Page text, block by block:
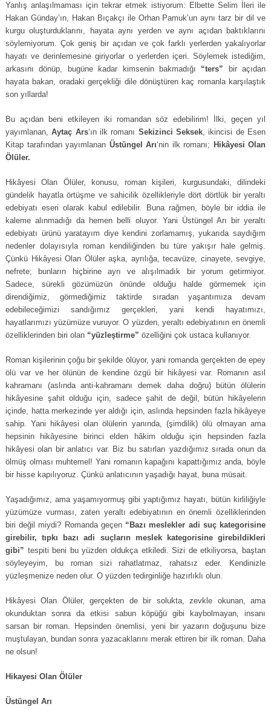
Yanlış anlaşılmaması için tekrar etmek istiyorum: Elbette Selim İleri ile
Hakan Günday’ın, Hakan Bıçakçı ile Orhan Pamuk’un aynı tarz bir dil ve
kurgu oluşturduklarını, hayata aynı yerden ve aynı açıdan baktıklarını
söylemiyorum. Çok geniş bir açıdan ve çok farklı yerlerden yakalıyorlar
hayatı ve derinlemesine giriyorlar o yerlerden içeri. Söylemek istediğim,
arkasını dönüp, bugüne kadar kimsenin bakmadığı “ters” bir açıdan
hayata bakan, oradaki gerçekliği dile dönüştüren kaç romanla karşılaştık
son yıllarda!
Bu açıdan beni etkileyen iki romandan söz edebilirim! İlki, geçen yıl
yayımlanan,Aytaç Ars‘ın ilk romanı Sekizinci Seksek, ikincisi de Esen
Kitap tarafından yayımlanan Üstüngel Arı‘nin ilk romanı; Hikâyesi Olan
Ölüler.
Hikâyesi Olan Ölüler, konusu, roman kişileri, kurgusundaki, dilindeki
gündelik hayatla örtüşme ve sahicilik özellikleriyle dört dörtlük bir yeraltı
edebiyatı eseri olarak kabul edilebilir. Buna rağmen, böyle bir iddia ile
kaleme alınmadığı da hemen belli oluyor. Yani Üstüngel Arı bir yeraltı
edebiyatı ürünü yaratayım diye kendini zorlamamış, yukarıda saydığım
nedenler dolayısıyla roman kendiliğinden bu türe yakışır hale gelmiş.
Çünkü Hikâyesi Olan Ölüler aşka, ayrılığa, tecavüze, cinayete, sevgiye,
nefrete; bunların hiçbirine ayrı ve alışılmadık bir yorum getirmiyor.
Sadece, sürekli gözümüzün önünde olduğu halde görmemek için
direndiğimiz, görmediğimiz taktirde sıradan yaşantımıza devam
edebileceğimizi sandığımız gerçekleri, yani kendi hayatımızı,
hayatlarımızı yüzümüze vuruyor. O yüzden, yeraltı edebiyatının en önemli
özelliklerinden biri olan “yüzleştirme” özelliğini çok ustaca kullanıyor.
Roman kişilerinin çoğu bir şekilde ölüyor, yani romanda gerçekten de epey
ölü var ve her ölünün de kendine özgü bir hikâyesi var. Romanın asıl
kahramanı (aslında anti-kahramanı demek daha doğru) bütün ölülerin
hikâyesine şahit olduğu için, sadece şahit de değil, bütün hikâyelerin
içinde, hatta merkezinde yer aldığı için, aslında hepsinden fazla hikâyeye
sahip. Yani hikâyesi olan ölülerin yanında, (şimdilik) ölü olmayan ama
hepsinin hikâyesine birinci elden hâkim olduğu için hepsinden fazla
hikâyesi olan bir anlatıcı var. Biz bu satırları yazdığımız sırada onun da
ölmüş olması muhtemel! Yani romanın kapağını kapattığımız anda, böyle
bir hisse kapılıyoruz. Çünkü anlatıcının yaşadığı hayat, buna müsait.
Yaşadığımız, ama yaşamıyormuş gibi yaptığımız hayatı, bütün kirliliğiyle
yüzümüze vurması, zaten yeraltı edebiyatının en önemli özelliklerinden
biri değil miydi? Romanda geçen “Bazı meslekler adi suç kategorisine
girebilir, tıpkı bazı adi suçların meslek kategorisine girebildikleri
gibi” tespiti beni bu yüzden oldukça etkiledi. Sizi de etkiliyorsa, baştan
söyleyeyim, bu roman sizi rahatlatmaz, rahatsız eder. Kendinizle
yüzleşmenize neden olur. O yüzden tedirginliğe hazırlıklı olun.
Hikâyesi Olan Ölüler, gerçekten de bir solukta, zevkle okunan, ama
okunduktan sonra da etkisi sabun köpüğü gibi kaybolmayan, insanı
sarsan bir roman. Hepsinden önemlisi, yeni bir yazarın doğuşunu bize
muştulayan, bundan sonra yazacaklarını merak ettiren bir ilk roman. Daha
ne olsun!
Hikayesi Olan Ölüler
Üstüngel Arı